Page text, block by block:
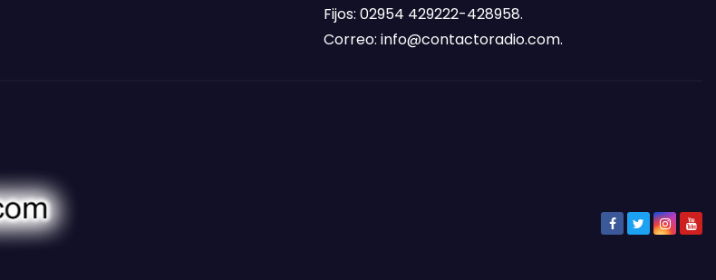
Fijos: 02954 429222-428958.
Correo: info@contactoradio.com.